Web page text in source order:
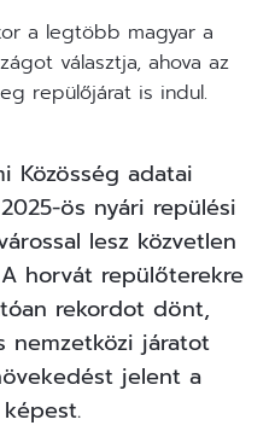
a legtöbb magyar a
választja, ahova az
repülőjárat is indul.
Közösség adatai
ös nyári repülési
lesz közvetlen
horvát repülőterekre
rekordot dönt,
nemzetközi járatot
jelent a